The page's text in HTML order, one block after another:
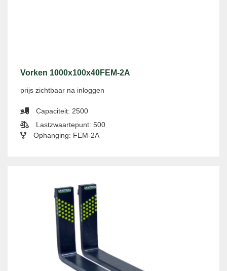
Vorken 1000x100x40FEM-2A
prijs zichtbaar na inloggen
Capaciteit: 2500
Lastzwaartepunt: 500
Ophanging: FEM-2A